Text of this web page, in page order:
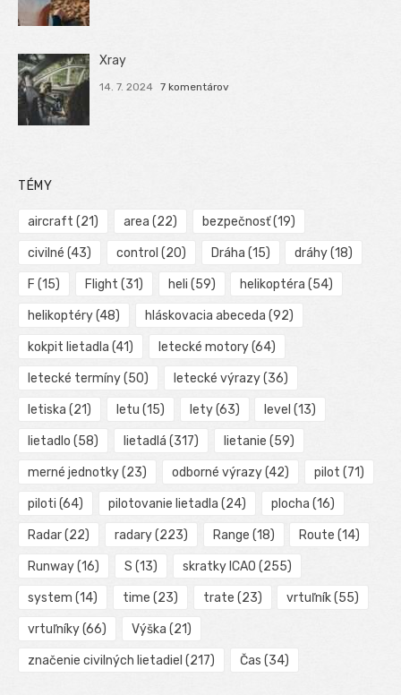
Xray
14. 7. 2024 7 komentárov
TÉMY
aircraft (21) area (22) bezpečnosť(19)
civilné (43) control (20) Dráha (15) dráhy(18)
F (15) Flight (31) heli (59) helikoptéra (54)
helikoptéry(48) hláskovacia abeceda (92)
kokpit lietadla (41) letecké motory(64)
letecké termíny(50) letecké výrazy(36)
letiska (21) letu (15) lety(63) level (13)
lietadlo (58) lietadlá (317) lietanie (59)
merné jednotky(23) odborné výrazy(42) pilot (71)
piloti (64) pilotovanie lietadla (24) plocha (16)
Radar(22) radary(223) Range (18) Route (14)
Runway(16) S (13) skratky ICAO (255)
system (14) time (23) trate (23) vrtuľník(55)
vrtuľníky(66) Výška (21)
značenie civilných lietadiel (217) Čas (34)